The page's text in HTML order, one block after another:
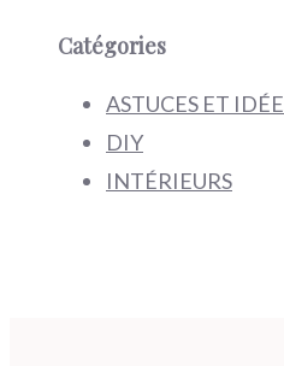
Catégories
ASTUCES ET
DIY
INTÉRIEURS